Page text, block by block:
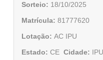
Sorteio: 18/10/2025
Matrícula: 81777620
Lotação: AC IPU
Estado: CE Cidade: IPU